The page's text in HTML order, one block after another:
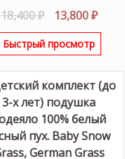
18,400₽
цена
составляла
13,800₽
Быстрый просмотр